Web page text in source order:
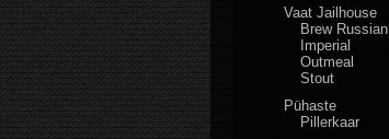
Vaat Jailhouse
Brew Russian
Imperial
Outmeal
Stout
Pühaste
Pillerkaar